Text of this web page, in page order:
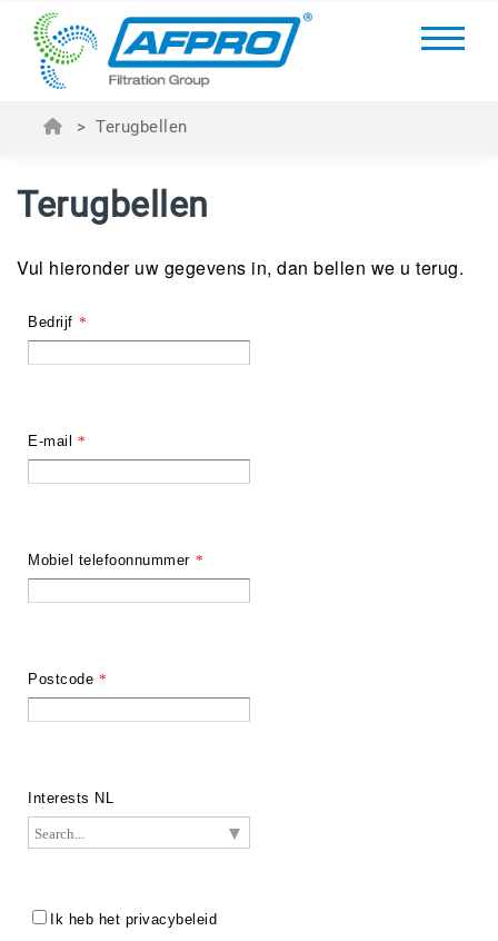
> Terugbellen
Terugbellen
Vul hieronder uw gegevens in, dan bellen we u terug.
Bedrijf *
E-mail *
Mobiel telefoonnummer *
Postcode *
Interests NL
Ik heb het privacybeleid